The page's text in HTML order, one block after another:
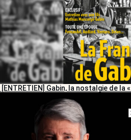
[ENTRETIEN] Gabin, la nostalgie de la